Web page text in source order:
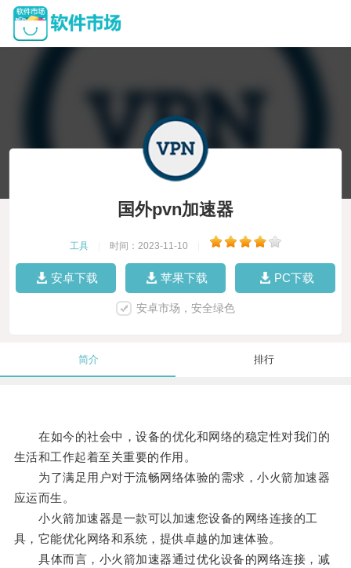
国外pvn加速器
工具 时间：2023-11-10
安卓下载 苹果下载 PC下载
安卓市场，安全绿色
简介 排行
在如今的社会中，设备的优化和网络的稳定性对我们的
生活和工作起着至关重要的作用。
为了满足用户对于流畅网络体验的需求，小火箭加速器
应运而生。
小火箭加速器是一款可以加速您设备的网络连接的工
具，它能优化网络和系统，提供卓越的加速体验。
具体而言，小火箭加速器通过优化设备的网络连接，减